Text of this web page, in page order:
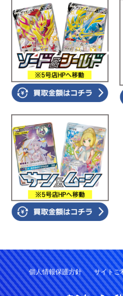
個人情報保護方針 サイトご